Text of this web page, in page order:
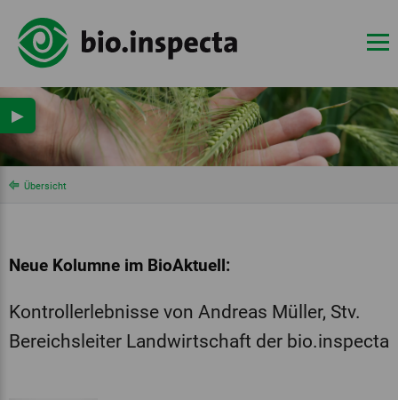
Übersicht
Neue Kolumne im BioAktuell:
Kontrollerlebnisse von Andreas Müller, Stv.
Bereichsleiter Landwirtschaft der bio.inspecta
▶